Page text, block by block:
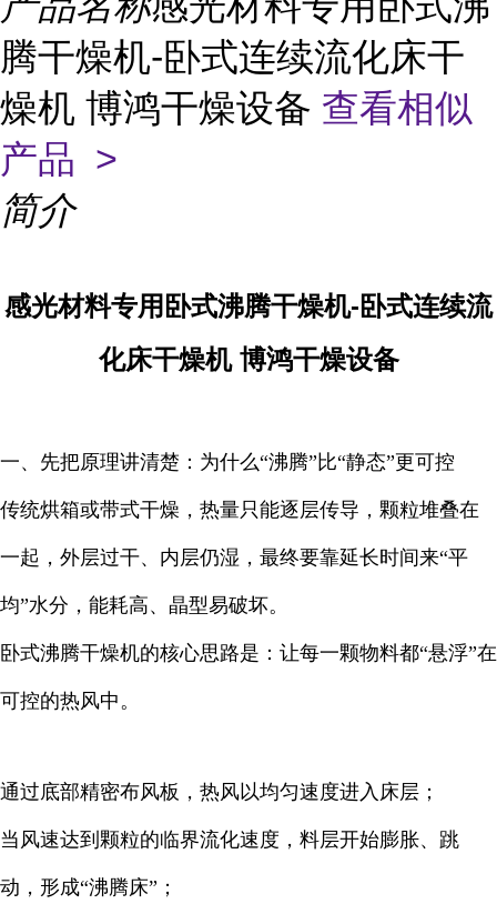
腾干燥机-卧式连续流化床干
燥机 博鸿干燥设备 查看相似
产品 >
简介
感光材料专用卧式沸腾干燥机-卧式连续流
化床干燥机 博鸿干燥设备
一、先把原理讲清楚：为什么“沸腾”比“静态”更可控
传统烘箱或带式干燥，热量只能逐层传导，颗粒堆叠在
一起，外层过干、内层仍湿，最终要靠延长时间来“平
均”水分，能耗高、晶型易破坏。
卧式沸腾干燥机的核心思路是：让每一颗物料都“悬浮”在
可控的热风中。
通过底部精密布风板，热风以均匀速度进入床层；
当风速达到颗粒的临界流化速度，料层开始膨胀、跳
动，形成“沸腾床”；